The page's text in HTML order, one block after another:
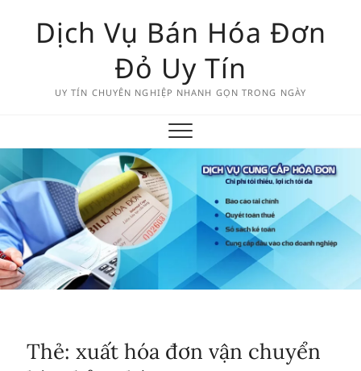
Dịch Vụ Bán Hóa Đơn
Đỏ Uy Tín
UY TÍN CHUYÊN NGHIỆP NHANH GỌN TRONG NGÀY
Thẻ:xuất hóa đơn vận chuyển